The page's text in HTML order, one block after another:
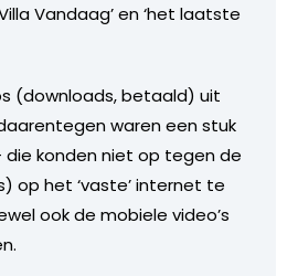
Vandaag’ en ‘het laatste
(downloads, betaald) uit
waren een stuk
die konden niet op tegen de
op het ‘vaste’ internet te
ook de mobiele video’s